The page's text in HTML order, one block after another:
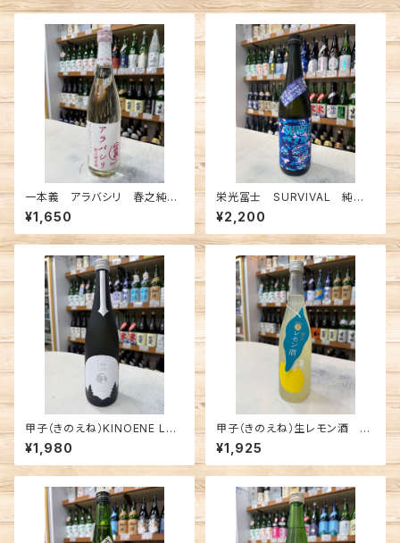
一本義 アラバシリ 春之純米
酒 720ml
¥1,650
栄光冨士 SURVIVAL 純米
大吟醸無濾過生原酒 720ml
¥2,200
甲子（きのえね）KINOENE LO
DESTAR 純米吟醸 720ml
¥1,980
甲子（きのえね）生レモン酒 72
0ml
¥1,925